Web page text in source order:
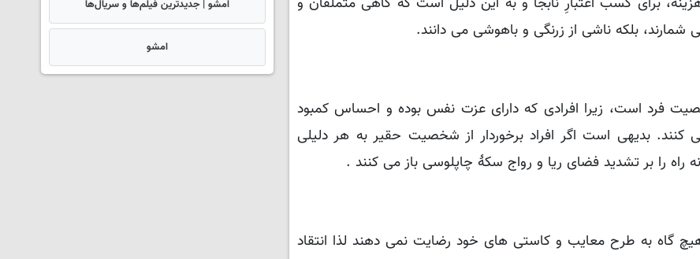
بلکه ناشی از زرنگی و باهوشی می دانند.
فرد است، زیرا افرادی که دارای عزت نفس بوده و احساس کمبود
کنند. بدیهی است اگر افراد برخوردار از شخصیت حقیر به هر دلیلی
راه را بر تشدید فضای ریا و رواج سکۀ چاپلوسی باز می کنند .
گاه به طرح معایب و کاستی های خود رضایت نمی دهند لذا انتقاد
امشو | جدیدترین فیلم‌ها و سریال‌ها
امشو